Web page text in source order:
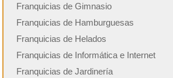
Franquicias de Gimnasio
Franquicias de Hamburguesas
Franquicias de Helados
Franquicias de Informática e Internet
Franquicias de Jardinería